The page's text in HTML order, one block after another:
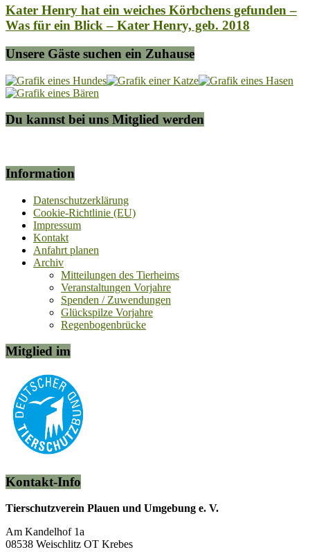
Kater Henry hat ein weiches Körbchens gefunden –
Was für ein Blick – Kater Henry, geb. 2018
Unsere Gäste suchen ein Zuhause
Du kannst bei uns Mitglied werden
Information
Datenschutzerklärung
Cookie-Richtlinie (EU)
Impressum
Kontakt
Anfahrt planen
Archiv
Mitteilungen des Tierheims
Veranstaltungen Vorjahre
Spenden / Zuwendungen
Glückspilze Vorjahre
Regenbogenbrücke
Mitglied im
Kontakt-Info
Tierschutzverein Plauen und Umgebung e. V.
Am Kandelhof 1a
08538 Weischlitz OT Krebes